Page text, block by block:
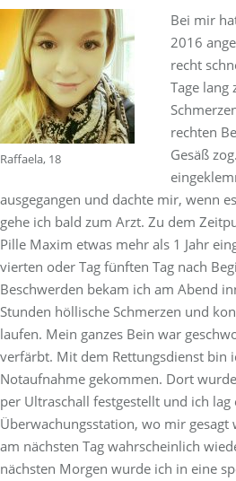
Raffaela, 18
Bei mir
2016
recht
Tage lang
rechten
Gesäß
ausgegangen und dachte mir, wenn
gehe ich bald zum Arzt. Zu dem
Pille Maxim etwas mehr als 1 Jahr
vierten oder Tag fünften Tag nach
Beschwerden bekam ich am Abend
Stunden höllische Schmerzen und
laufen. Mein ganzes Bein war
verfärbt. Mit dem Rettungsdienst bin
Notaufnahme gekommen. Dort
per Ultraschall festgestellt und ich lag
Überwachungsstation, wo mir gesagt
am nächsten Tag wahrscheinlich
nächsten Morgen wurde ich in eine